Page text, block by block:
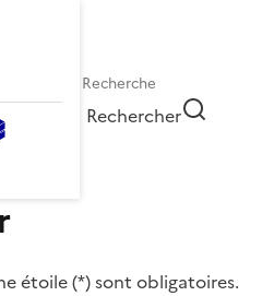
Rechercher
étoile (*) sont obligatoires.